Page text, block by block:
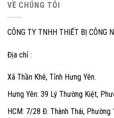
VỀ CHÚNG TÔI
CÔNG TY TNHH THIẾT BỊ CÔNG
Địa chỉ :
Xã Thần Khê, Tỉnh Hưng Yên.
Hưng Yên: 39 Lý Thường Kiệt,
HCM: 7/28 Đ. Thành Thái, Phường